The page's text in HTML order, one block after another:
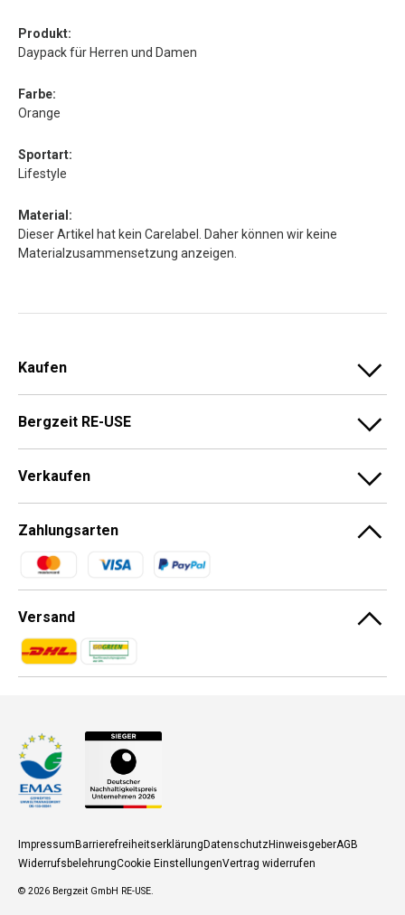
Produkt:
Daypack für Herren und Damen
Farbe:
Orange
Sportart:
Lifestyle
Material:
Dieser Artikel hat kein Carelabel. Daher können wir keine
Materialzusammensetzung anzeigen.
Kaufen
Bergzeit RE-USE
Verkaufen
Zahlungsarten
Zahlungsmethoden
Versand
Zahlungsmethoden
Zahlungsmethoden
ImpressumBarrierefreiheitserklärungDatenschutzHinweisgeberAGB
WiderrufsbelehrungCookie EinstellungenVertrag widerrufen
© 2026 Bergzeit GmbH RE-USE.